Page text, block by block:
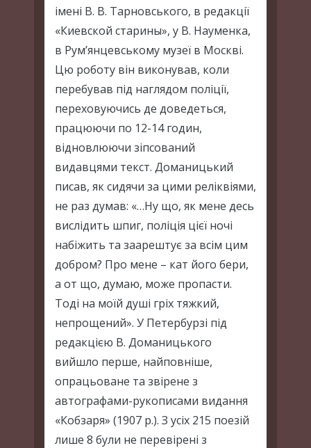
імені В. В. Тарновського, в редакції
«Киевской старины», у В. Науменка,
в Рум’янцевському музеї в Москві.
Цю роботу він виконував, коли
перебував під наглядом поліції,
переховуючись де доведеться,
працюючи по 12-14 годин,
відновлюючи зіпсований
видавцями текст. Доманицький
писав, як сидячи за цими реліквіями,
не раз думав: «…Ну що, як мене десь
вислідить шпиг, поліція цієї ночі
набіжить та заарештує за всім цим
добром? Про мене – кат його бери,
а от що, думаю, може пропасти.
Тоді на моїй душі гріх тяжкий,
непрощений». У Петербурзі під
редакцією В. Доманицького
вийшло перше, найповніше,
опрацьоване та звірене з
автографами-рукописами видання
«Кобзаря» (1907 р.). З усіх 215 поезій
лише 8 були не перевірені з